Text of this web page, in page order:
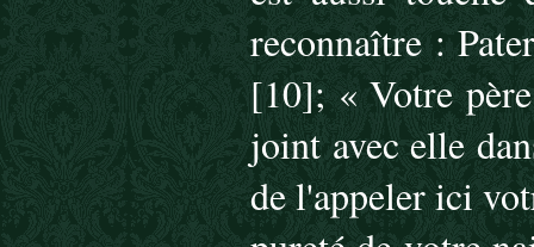
reconnaître :
[10]; « Votre
joint avec elle
de l'appeler ici